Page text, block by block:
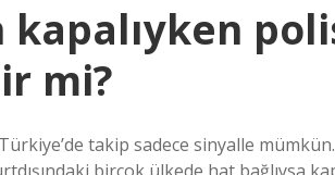
kapalıyken
mi?
takip sadece sinyalle